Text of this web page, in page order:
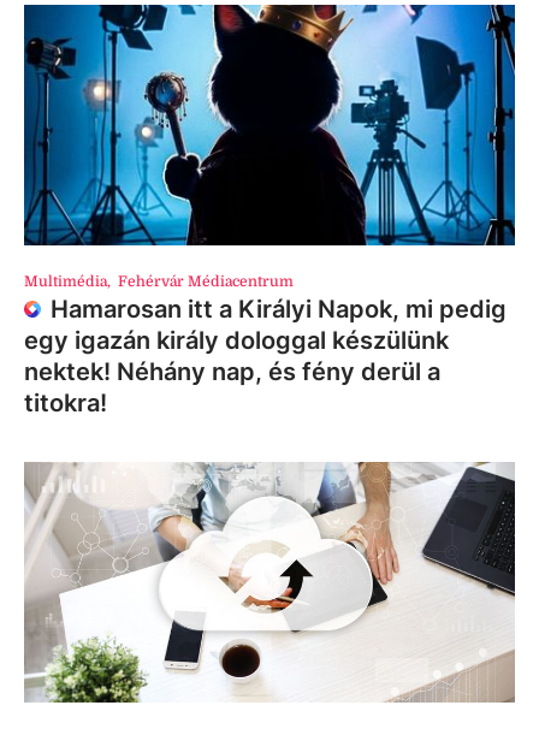
Multimédia, Fehérvár Médiacentrum
Hamarosan itt a Királyi Napok, mi pedig
egy igazán király dologgal készülünk
nektek! Néhány nap, és fény derül a
titokra!